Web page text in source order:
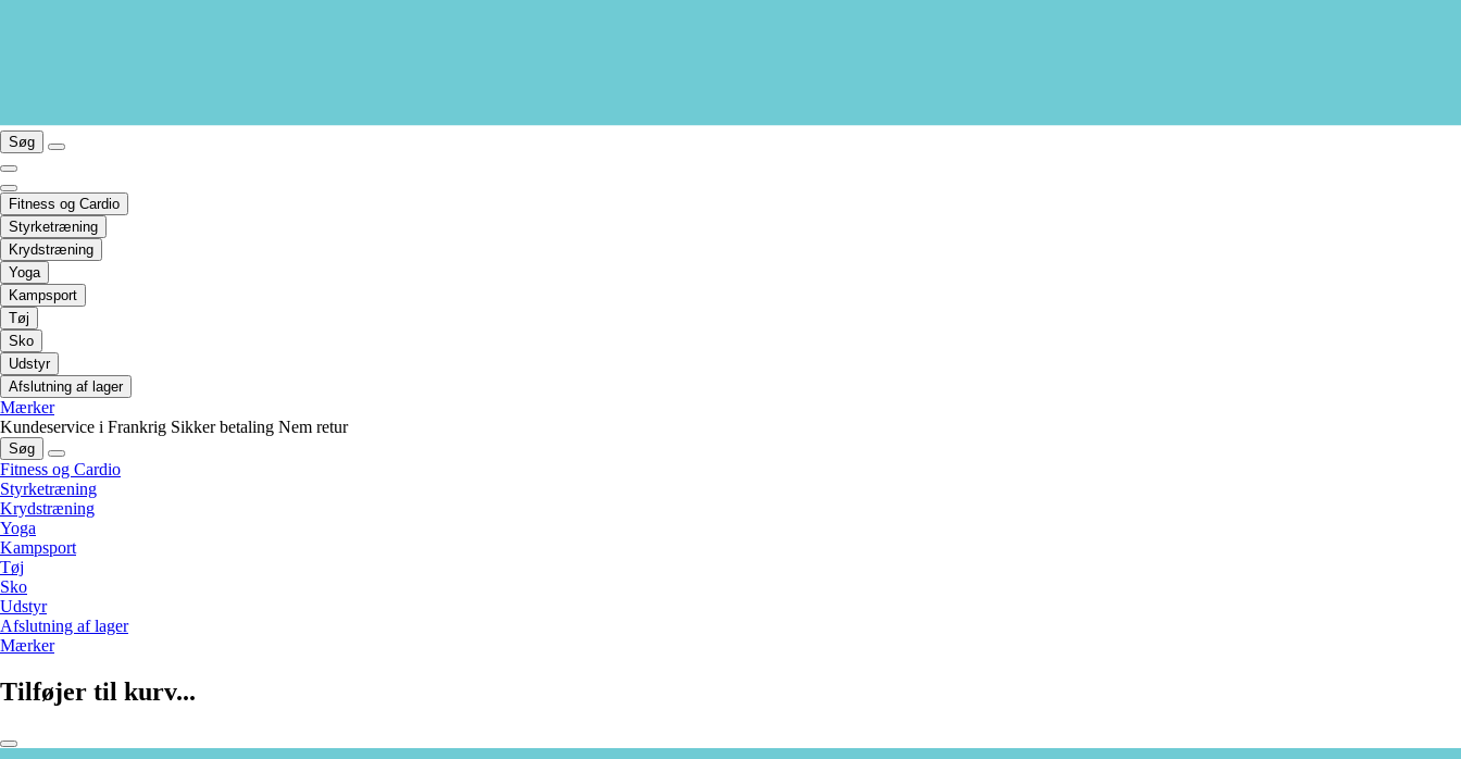
Søg
Fitness og Cardio
Styrketræning
Krydstræning
Yoga
Kampsport
Tøj
Sko
Udstyr
Afslutning af lager
Mærker
Kundeservice i Frankrig Sikker betaling Nem retur
Søg
Fitness og Cardio
Styrketræning
Krydstræning
Yoga
Kampsport
Tøj
Sko
Udstyr
Afslutning af lager
Mærker
Tilføjer til kurv...